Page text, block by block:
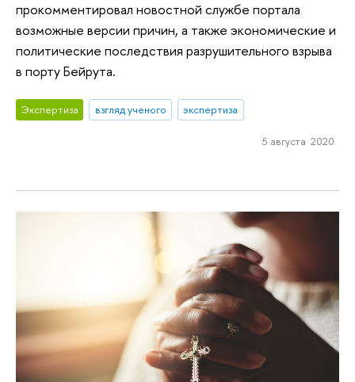
прокомментировал новостной службе портала
возможные версии причин, а также экономические и
политические последствия разрушительного взрыва
в порту Бейрута.
Экспертиза взгляд ученого экспертиза
5 августа 2020